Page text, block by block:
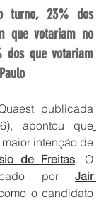
turno, 23% dos
que votariam no
dos que votariam
publicada
apontou que
intenção de
de Freitas. O
por Jair
o candidato